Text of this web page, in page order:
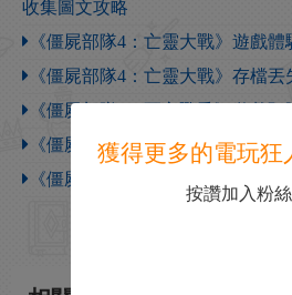
收集圖文攻略
《僵屍部隊4：亡靈大戰》遊戲體
《僵屍部隊4：亡靈大戰》存檔
《僵屍部隊4：死亡戰爭》遊戲預
《僵屍部隊4：死亡戰爭》遊戲
《僵屍部隊4：死亡戰爭》遊戲特
獲得更多的電玩狂
按讚加入粉